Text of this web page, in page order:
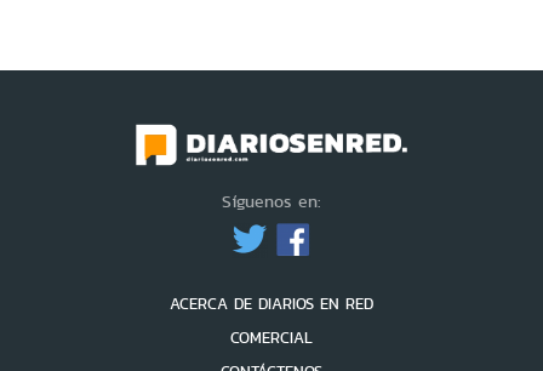
Síguenos en:
ACERCA DE DIARIOS EN RED
COMERCIAL